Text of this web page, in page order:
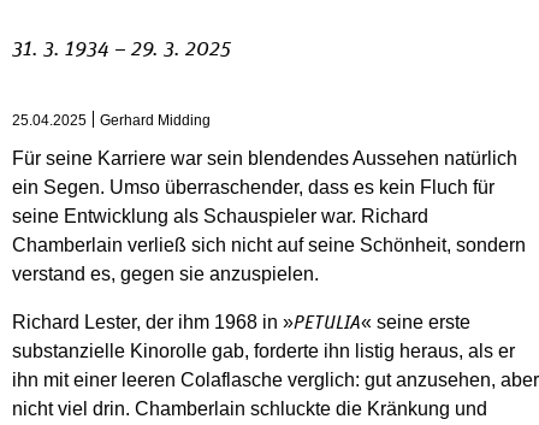
31. 3. 1934 – 29. 3. 2025
25.04.2025 Gerhard Midding
Für seine Karriere war sein blendendes Aussehen natürlich
ein Segen. Umso überraschender, dass es kein Fluch für
seine Entwicklung als Schauspieler war. Richard
Chamberlain verließ sich nicht auf seine Schönheit, sondern
verstand es, gegen sie anzuspielen.
Richard Lester, der ihm 1968 in »PETULIA« seine erste
substanzielle Kinorolle gab, forderte ihn listig heraus, als er
ihn mit einer leeren Colaflasche verglich: gut anzusehen, aber
nicht viel drin. Chamberlain schluckte die Kränkung und